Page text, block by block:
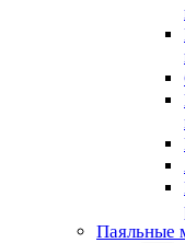
Паяльные